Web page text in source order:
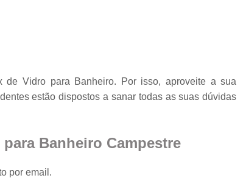
Envidraçamento
Fechamento de
de Vidro para Banheiro. Por isso, aproveite a sua
estão dispostos a sanar todas as suas dúvidas
Banheiro Campestre
por email.